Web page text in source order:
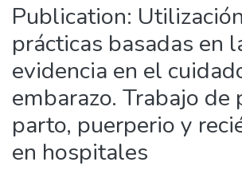
Publication:
prácticas basadas en
evidencia en el
embarazo. Trabajo de
parto, puerperio y
en hospitales